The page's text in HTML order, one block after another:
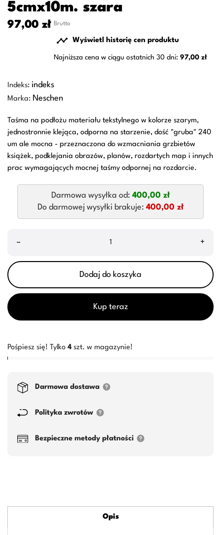
5cmx10m. szara
97,00 zł Brutto
 Wyświetl historię cen produktu
Najniższa cena w ciągu ostatnich 30 dni: 97,00 zł
Indeks: indeks
Marka: Neschen
Taśma na podłożu materiału tekstylnego w kolorze szarym,
jednostronnie klejąca, odporna na starzenie, dość "gruba" 240
um ale mocna - przeznaczona do wzmacniania grzbietów
książek, podklejania obrazów, planów, rozdartych map i innych
prac wymagających mocnej taśmy odpornej na rozdarcie.
Darmowa wysyłka od: 400,00 zł
Do darmowej wysyłki brakuje: 400,00 zł
– +
Dodaj do koszyka
Kup teraz
Pośpiesz się! Tylko 4 szt. w magazynie!
Darmowa dostawa
Polityka zwrotów
Bezpieczne metody płatności
Opis